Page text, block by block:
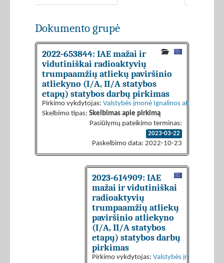
Dokumento grupė
2022-653844: IAE mažai ir
vidutiniškai radioaktyvių
trumpaamžių atliekų paviršinio
atliekyno (I/A, II/A statybos
etapų) statybos darbų pirkimas
Pirkimo vykdytojas: Valstybės įmonė Ignalinos atominė
Skelbimo tipas: Skelbimas apie pirkimą
Pasiūlymų pateikimo terminas:
2023-03-22
Paskelbimo data: 2022-10-23
2023-614909: IAE
mažai ir vidutiniškai
radioaktyvių
trumpaamžių atliekų
paviršinio atliekyno
(I/A, II/A statybos
etapų) statybos darbų
pirkimas
Pirkimo vykdytojas: Valstybės įmonė